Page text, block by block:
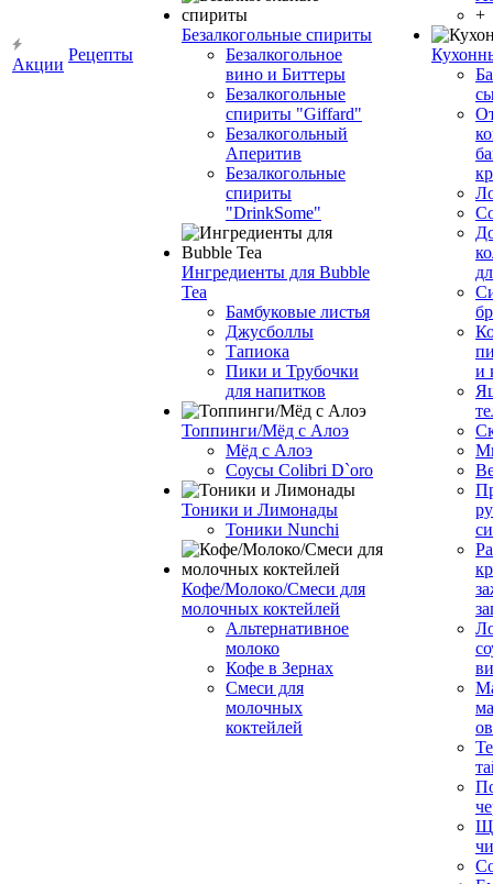
Акции
Рецепты
Безалкогольные спириты
Безалкогольное
вино и Биттеры
Безалкогольные
спириты "Giffard"
Безалкогольный
Аперитив
Безалкогольные
спириты
"DrinkSome"
Ингредиенты для Bubble
Tea
Бамбуковые листья
Джусболлы
Тапиока
Пики и Трубочки
для напитков
Топпинги/Мёд с Алоэ
Мёд с Алоэ
Соусы Colibri D`oro
Тоники и Лимонады
Тоники Nunchi
Кофе/Молоко/Смеси для
молочных коктейлей
Альтернативное
молоко
Кофе в Зернах
Смеси для
молочных
коктейлей
+
и